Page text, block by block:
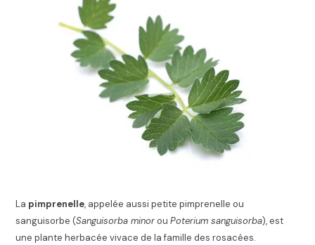
La pimprenelle, appelée aussi petite pimprenelle ou
sanguisorbe (Sanguisorba minorouPoterium sanguisorba), est
une plante herbacée vivace de la famille des rosacées.